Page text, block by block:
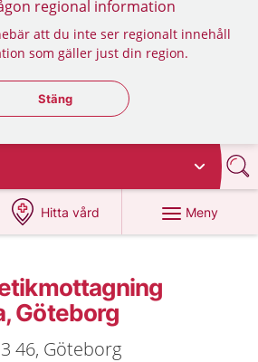
regional information
att du inte ser regionalt innehåll
som gäller just din region.
Stäng regionsväljaren
Stäng
Hitta vård
på 1177.se
Meny
Göteborg
46, Göteborg